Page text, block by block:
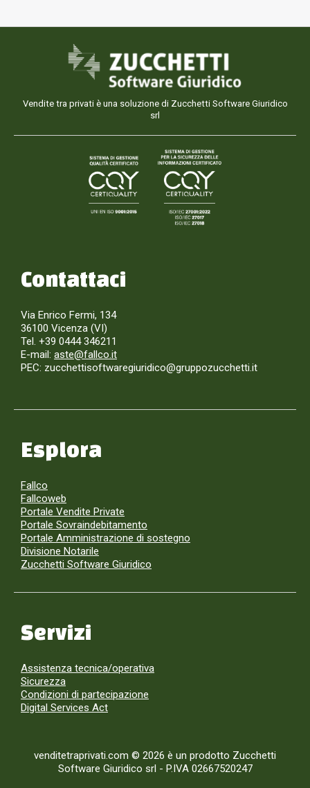
Vendite tra privati è una soluzione di Zucchetti Software Giuridico
srl
Contattaci
Via Enrico Fermi, 134
36100 Vicenza (VI)
Tel. +39 0444 346211
E-mail: aste@fallco.it
PEC: zucchettisoftwaregiuridico@gruppozucchetti.it
Esplora
Fallco
Fallcoweb
Portale Vendite Private
Portale Sovraindebitamento
Portale Amministrazione di sostegno
Divisione Notarile
Zucchetti Software Giuridico
Servizi
Assistenza tecnica/operativa
Sicurezza
Condizioni di partecipazione
Digital Services Act
venditetraprivati.com © 2026 è un prodotto Zucchetti
Software Giuridico srl - P.IVA 02667520247